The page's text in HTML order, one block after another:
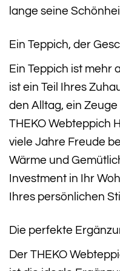
lange seine
Ein Teppich, der
Ein Teppich ist mehr
ist ein Teil Ihres
den Alltag, ein
THEKO Webteppich
viele Jahre Freude
Wärme und
Investment in Ihr
Ihres persönlichen
Die perfekte
Der THEKO